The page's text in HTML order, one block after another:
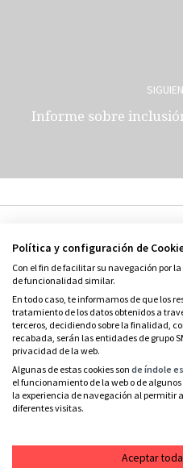
Informe sobre
©
Política
Política y configuración de
Con el fin de facilitar su navegación por
de funcionalidad similar.
En todo caso, te informamos de que los
tratamiento de los datos obtenidos a
terceros, decidiendo sobre la finalidad,
recabada, serán las entidades de grupo
privacidad de la web.
Algunas de estas cookies son de índole
el funcionamiento de la web o de
la experiencia de navegación al permitir
diferentes visitas.
Aceptar